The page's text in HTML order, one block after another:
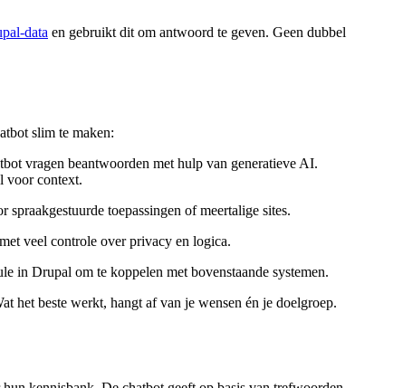
data en gebruikt dit om antwoord te geven. Geen dubbel
slim te maken:
vragen beantwoorden met hulp van generatieve AI.
voor context.
spraakgestuurde toepassingen of meertalige sites.
veel controle over privacy en logica.
in Drupal om te koppelen met bovenstaande systemen.
het beste werkt, hangt af van je wensen én je doelgroep.